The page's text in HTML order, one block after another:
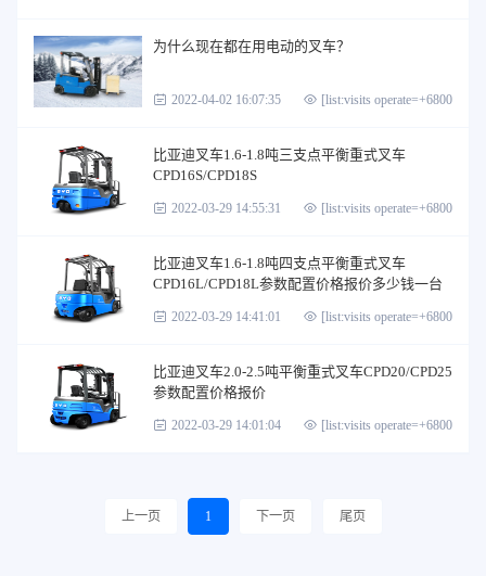
为什么现在都在用电动的叉车？
2022-04-02 16:07:35 [list:visits operate=+6800]
比亚迪叉车1.6-1.8吨三支点平衡重式叉车
CPD16S/CPD18S
2022-03-29 14:55:31 [list:visits operate=+6800]
比亚迪叉车1.6-1.8吨四支点平衡重式叉车
CPD16L/CPD18L参数配置价格报价多少钱一台
2022-03-29 14:41:01 [list:visits operate=+6800]
比亚迪叉车2.0-2.5吨平衡重式叉车CPD20/CPD25
参数配置价格报价
2022-03-29 14:01:04 [list:visits operate=+6800]
上一页 1 下一页 尾页